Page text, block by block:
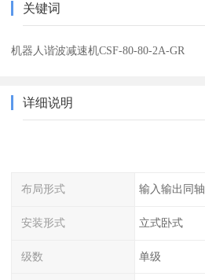
关键词
机器人谐波减速机CSF-80-80-2A-GR
详细说明
布局形式 输入输出同轴
安装形式 立式卧式
级数 单级